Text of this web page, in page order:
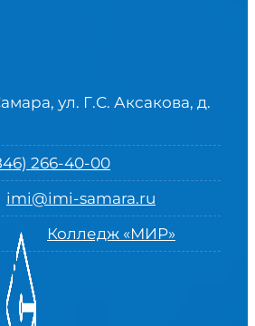
ул. Г.С. Аксакова, д.
266-40-00
imi@imi-samara.ru
Колледж «МИР»